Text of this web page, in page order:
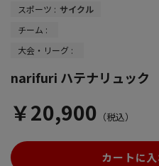
スポーツ : サイクル
チーム :
大会・リーグ :
narifuri ハテナリュック
￥20,900 （税込）
カートに